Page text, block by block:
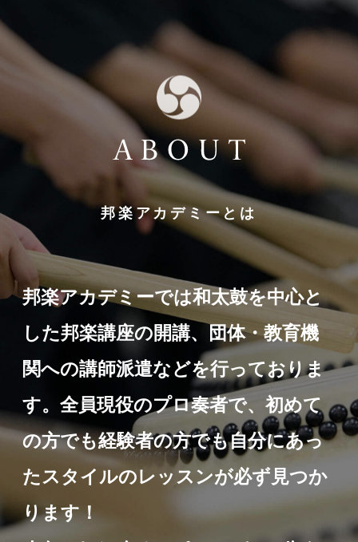
邦楽アカデミーとは
邦楽アカデミーでは和太鼓を中心と
した邦楽講座の開講、団体・教育機
関への講師派遣などを行っておりま
す。全員現役のプロ奏者で、初めて
の方でも経験者の方でも自分にあっ
たスタイルのレッスンが必ず見つか
ります！